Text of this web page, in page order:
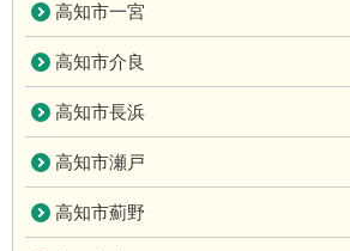
高知市一宮
高知市介良
高知市長浜
高知市瀬戸
高知市薊野